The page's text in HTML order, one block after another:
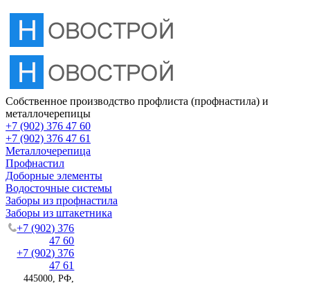
Собственное производство профлиста (профнастила) и
металлочерепицы
+7 (902) 376 47 60
+7 (902) 376 47 61
Металлочерепица
Профнастил
Доборные элементы
Водосточные системы
Заборы из профнастила
Заборы из штакетника
+7 (902) 376
47 60
+7 (902) 376
47 61
445000, РФ,